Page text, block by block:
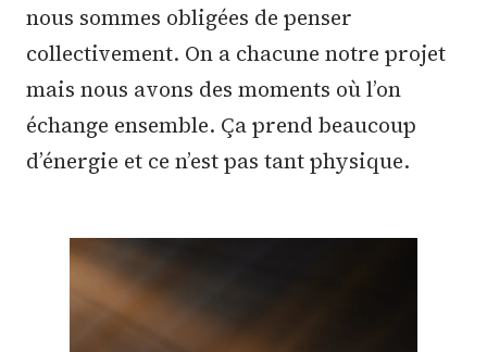
nous sommes obligées de penser
collectivement. On a chacune notre projet
mais nous avons des moments où l’on
échange ensemble. Ça prend beaucoup
d’énergie et ce n’est pas tant physique.